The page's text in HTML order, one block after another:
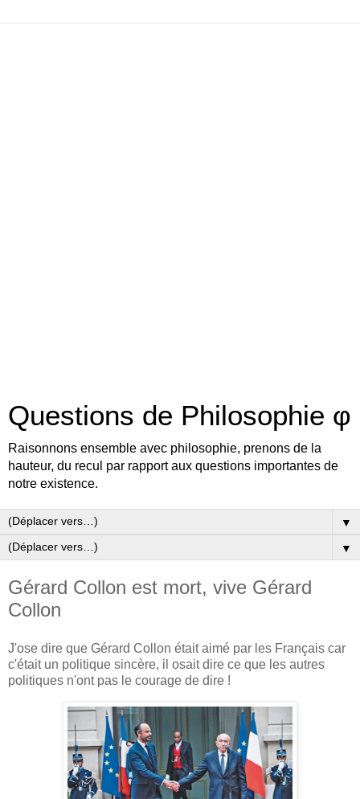
Questions de Philosophie φ
Raisonnons ensemble avec philosophie, prenons de la
hauteur, du recul par rapport aux questions importantes de
notre existence.
▼
▼
Gérard Collon est mort, vive Gérard
Collon
J'ose dire que Gérard Collon était aimé par les Français car
c'était un politique sincère, il osait dire ce que les autres
politiques n'ont pas le courage de dire !